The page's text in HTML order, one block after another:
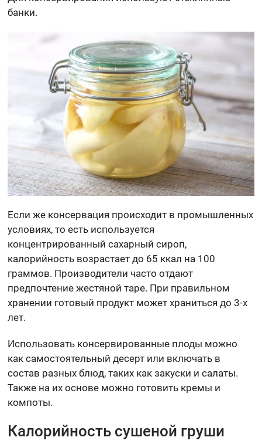
банки.
Если же консервация происходит в промышленных
условиях, то есть используется
концентрированный сахарный сироп,
калорийность возрастает до 65 ккал на 100
граммов. Производители часто отдают
предпочтение жестяной таре. При правильном
хранении готовый продукт может храниться до 3-х
лет.
Использовать консервированные плоды можно
как самостоятельный десерт или включать в
состав разных блюд, таких как закуски и салаты.
Также на их основе можно готовить кремы и
компоты.
Калорийность сушеной груши